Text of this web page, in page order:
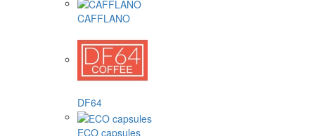
CAFFLANO
DF64
ECO capsules